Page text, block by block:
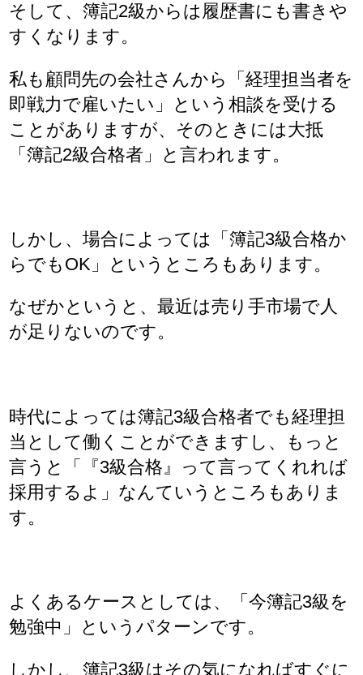
そして、簿記2級からは履歴書にも書きや
すくなります。
私も顧問先の会社さんから「経理担当者を
即戦力で雇いたい」という相談を受ける
ことがありますが、そのときには大抵
「簿記2級合格者」と言われます。
しかし、場合によっては「簿記3級合格か
らでもOK」というところもあります。
なぜかというと、最近は売り手市場で人
が足りないのです。
時代によっては簿記3級合格者でも経理担
当として働くことができますし、もっと
言うと「『3級合格』って言ってくれれば
採用するよ」なんていうところもありま
す。
よくあるケースとしては、「今簿記3級を
勉強中」というパターンです。
しかし、簿記3級はその気になればすぐに